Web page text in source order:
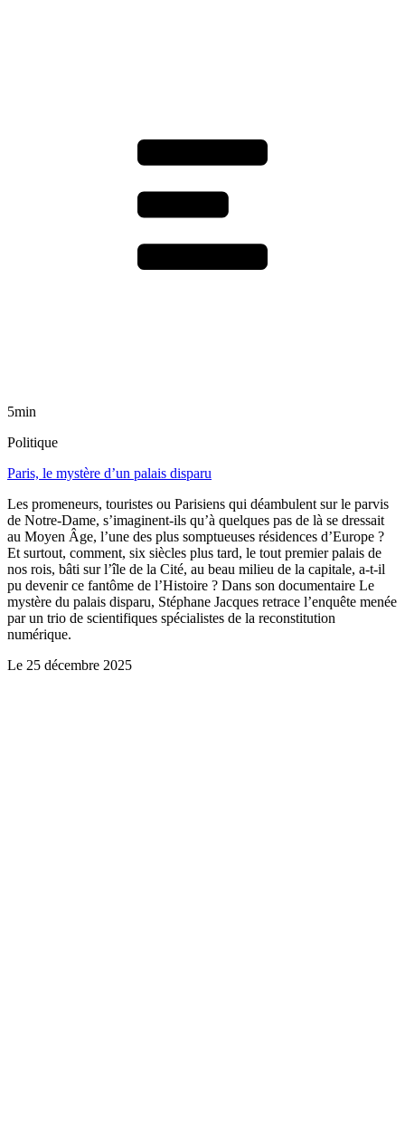
5min
Politique
Paris, le mystère d’un palais disparu
Les promeneurs, touristes ou Parisiens qui déambulent sur le parvis
de Notre-Dame, s’imaginent-ils qu’à quelques pas de là se dressait
au Moyen Âge, l’une des plus somptueuses résidences d’Europe ?
Et surtout, comment, six siècles plus tard, le tout premier palais de
nos rois, bâti sur l’île de la Cité, au beau milieu de la capitale, a-t-il
pu devenir ce fantôme de l’Histoire ? Dans son documentaire Le
mystère du palais disparu, Stéphane Jacques retrace l’enquête menée
par un trio de scientifiques spécialistes de la reconstitution
numérique.
Le 25 décembre 2025